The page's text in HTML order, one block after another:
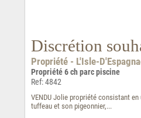
Discrétion
Propriété - L'Isle-
Propriété 6 ch parc piscine
Ref: 4842
VENDU Jolie propriété consistant
tuffeau et son pigeonnier,...